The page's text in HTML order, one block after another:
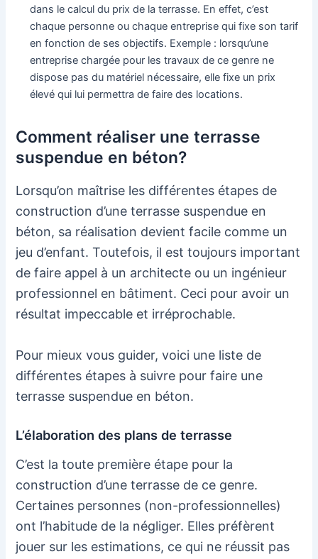
dans le calcul du prix de la terrasse. En effet, c’est
chaque personne ou chaque entreprise qui fixe son tarif
en fonction de ses objectifs. Exemple : lorsqu’une
entreprise chargée pour les travaux de ce genre ne
dispose pas du matériel nécessaire, elle fixe un prix
élevé qui lui permettra de faire des locations.
Comment réaliser une terrasse
suspendue en béton?
Lorsqu’on maîtrise les différentes étapes de
construction d’une terrasse suspendue en
béton, sa réalisation devient facile comme un
jeu d’enfant. Toutefois, il est toujours important
de faire appel à un architecte ou un ingénieur
professionnel en bâtiment. Ceci pour avoir un
résultat impeccable et irréprochable.
Pour mieux vous guider, voici une liste de
différentes étapes à suivre pour faire une
terrasse suspendue en béton.
L’élaboration des plans de terrasse
C’est la toute première étape pour la
construction d’une terrasse de ce genre.
Certaines personnes (non-professionnelles)
ont l’habitude de la négliger. Elles préfèrent
jouer sur les estimations, ce qui ne réussit pas